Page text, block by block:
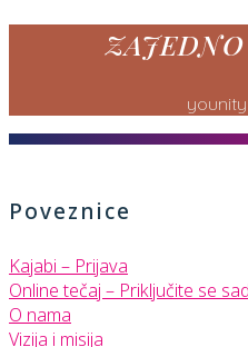
Poveznice
Kajabi – Prijava
Online tečaj – Priključite se
O nama
Vizija i misija